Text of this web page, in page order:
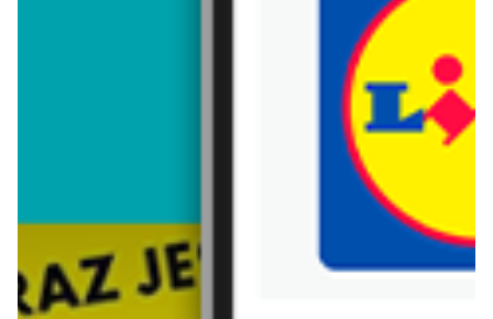
Trafiłeś na nieaktualną gazetkę
Zobacz aktualne gazetki Blix!